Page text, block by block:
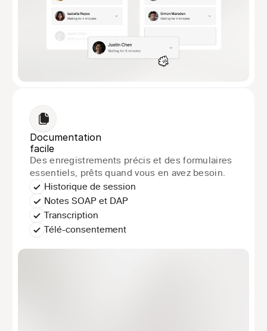
Documentation
facile
Des enregistrements précis et des formulaires
essentiels, prêts quand vous en avez besoin.
Historique de session
Notes SOAP et DAP
Transcription
Télé-consentement